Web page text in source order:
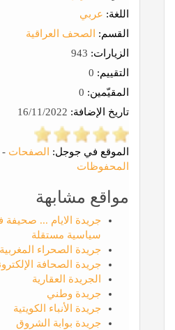
اللغة: عربي
القسم:
الصحف العراقية
الزيارات:
التقييم:
المقيّمين:
تاريخ الإضافة:
الموقع في جوجل: الصفحات -
المحفوظات
مواقع مشابهة
جريدة الايام ... صحيفة
سياسية مستقلة
جريدة الصحراء المغربية
جريدة الصحافة
الجريدة العقارية
جريدة وطني
جريدة الأنباء الكويتية
جريدة بوابة الشروق